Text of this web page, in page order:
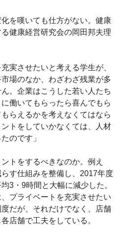
を嘆いても仕方がない。健康
健康経営研究会の岡田邦夫理
実させたいと考える学生が、
場のなか、わざわざ残業が多
。企業はこうした若い人たち
働いてもらったら喜んでもら
らえるかを考えなくてはなら
トをしていかなくては、人材
のです」
トをするべきなのか。例え
す仕組みを整備し、2017年度
3・9時間と大幅に減少した。
プライベートを充実させたい
だが、それだけでなく、店舗
店舗で工夫をしている。